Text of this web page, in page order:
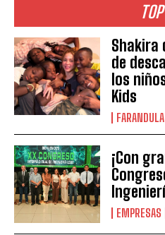
Shakira
de
los
Kids
FARANDULA
¡Con
EMPRESAS